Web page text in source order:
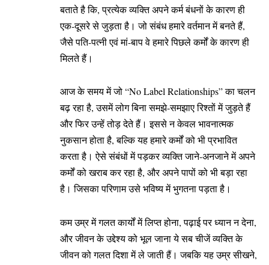
बताते है कि, प्रत्येक व्यक्ति अपने कर्म बंधनों के कारण ही
एक-दूसरे से जुड़ता है। जो संबंध हमारे वर्तमान में बनते हैं,
जैसे पति-पत्नी एवं मां-बाप वे हमारे पिछले कर्मों के कारण ही
मिलते हैं।
आज के समय में जो “No Label Relationships” का चलन
बढ़ रहा है, उसमें लोग बिना समझे-समझाए रिश्तों में जुड़ते हैं
और फिर उन्हें तोड़ देते हैं। इससे न केवल भावनात्मक
नुकसान होता है, बल्कि यह हमारे कर्मों को भी प्रभावित
करता है। ऐसे संबंधों में पड़कर व्यक्ति जाने-अनजाने में अपने
कर्मों को खराब कर रहा है, और अपने पापों को भी बड़ा रहा
है। जिसका परिणाम उसे भविष्य में भुगतना पड़ता है।
कम उम्र में गलत कार्यों में लिप्त होना, पढ़ाई पर ध्यान न देना,
और जीवन के उद्देश्य को भूल जाना ये सब चीजें व्यक्ति के
जीवन को गलत दिशा में ले जाती हैं। जबकि यह उम्र सीखने,